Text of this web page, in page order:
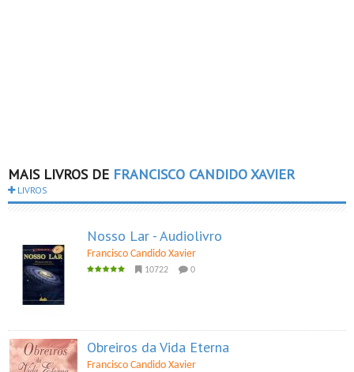
MAIS LIVROS DE FRANCISCO CANDIDO XAVIER
LIVROS
Nosso Lar - Audiolivro
Francisco Candido Xavier
10722 0
Obreiros da Vida Eterna
Francisco Candido Xavier